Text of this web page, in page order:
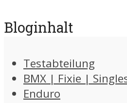
Bloginhalt
Testabteilung
BMX | Fixie |
Enduro